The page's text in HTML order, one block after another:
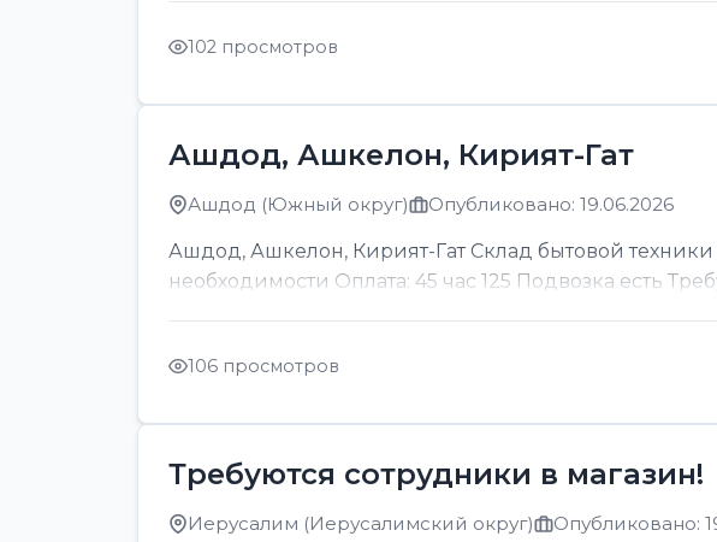
102 просмотров
Ашдод, Ашкелон, Кирият-Гат
Ашдод (Южный округ) Опубликовано: 19.06.2026
Ашдод, Ашкелон, Кирият-Гат Склад бытовой техники
необходимости Оплата: 45 час 125 Подвозка есть
106 просмотров
Требуются сотрудники в магазин!
Иерусалим (Иерусалимский округ) Опубликовано: